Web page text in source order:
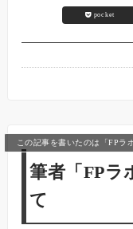
pocket
この記事を書いたのは「FPラ
筆者「FPラ
て